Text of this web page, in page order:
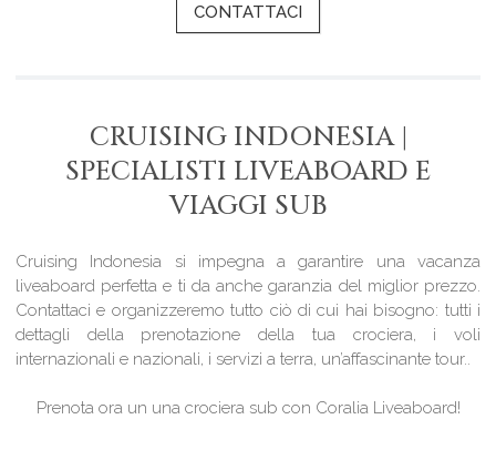
CONTATTACI
CRUISING INDONESIA |
SPECIALISTI LIVEABOARD E
VIAGGI SUB
Cruising Indonesia si impegna a garantire una vacanza
liveaboard perfetta e ti da anche garanzia del miglior prezzo.
Contattaci e organizzeremo tutto ciò di cui hai bisogno: tutti i
dettagli della prenotazione della tua crociera, i voli
internazionali e nazionali, i servizi a terra, un’affascinante tour..
Prenota ora un una crociera sub con Coralia Liveaboard!